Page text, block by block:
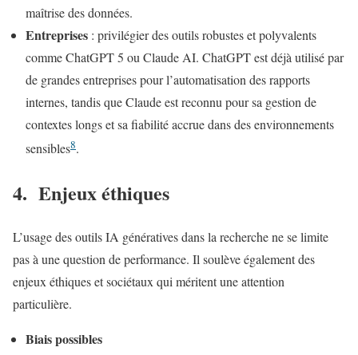
maîtrise des données.
Entreprises : privilégier des outils robustes et polyvalents
comme ChatGPT 5 ou Claude AI. ChatGPT est déjà utilisé par
de grandes entreprises pour l’automatisation des rapports
internes, tandis que Claude est reconnu pour sa gestion de
contextes longs et sa fiabilité accrue dans des environnements
sensibles8.
4. Enjeux éthiques
L’usage des outils IA génératives dans la recherche ne se limite
pas à une question de performance. Il soulève également des
enjeux éthiques et sociétaux qui méritent une attention
particulière.
Biais possibles